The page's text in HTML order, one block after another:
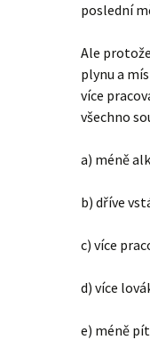
poslední
Ale
plynu a
více
všechno
a) méně
b) dříve
c) více
d) více
e) méně